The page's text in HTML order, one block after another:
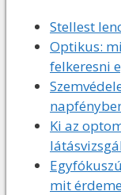
Stellest
Optikus:
felkeresni
Ki az
mit